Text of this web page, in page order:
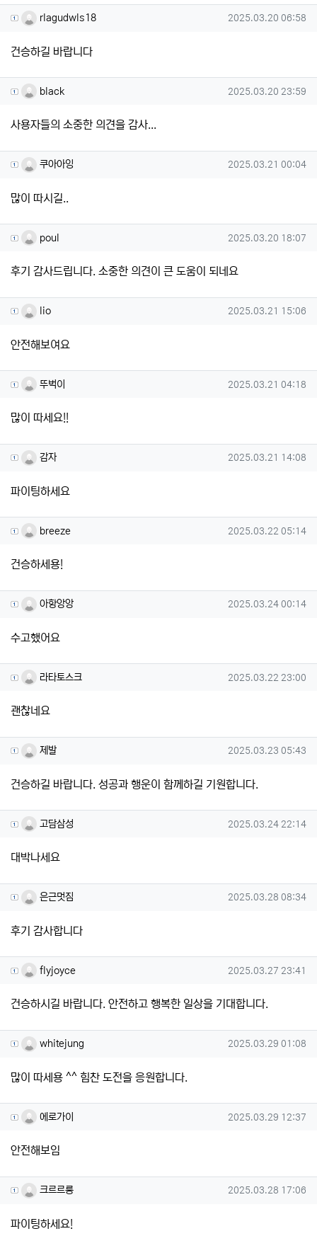
rlagudwls18님의 댓글
rlagudwls18 작성일
2025.03.20 06:58
건승하길 바랍니다
black님의 댓글
black 작성일
2025.03.20 23:59
사용자들의 소중한 의견을 감사...
쿠아아잉님의 댓글
쿠아아잉 작성일
2025.03.21 00:04
많이 따시길..
poul님의 댓글
poul 작성일
2025.03.20 18:07
후기 감사드립니다. 소중한 의견이 큰 도움이 되네요
lio님의 댓글
lio 작성일
2025.03.21 15:06
안전해보여요
뚜벅이님의 댓글
뚜벅이 작성일
2025.03.21 04:18
많이 따세요!!
감자님의 댓글
감자 작성일
2025.03.21 14:08
파이팅하세요
breeze님의 댓글
breeze 작성일
2025.03.22 05:14
건승하세용!
아항앙앙님의 댓글
아항앙앙 작성일
2025.03.24 00:14
수고했어요
라타토스크님의 댓글
라타토스크 작성일
2025.03.22 23:00
괜찮네요
제발님의 댓글
제발 작성일
2025.03.23 05:43
건승하길 바랍니다. 성공과 행운이 함께하길 기원합니다.
고담삼성님의 댓글
고담삼성 작성일
2025.03.24 22:14
대박나세요
은근멋짐님의 댓글
은근멋짐 작성일
2025.03.28 08:34
후기 감사합니다
flyjoyce님의 댓글
flyjoyce 작성일
2025.03.27 23:41
건승하시길 바랍니다. 안전하고 행복한 일상을 기대합니다.
whitejung님의 댓글
whitejung 작성일
2025.03.29 01:08
많이 따세용 ^^ 힘찬 도전을 응원합니다.
에로가이님의 댓글
에로가이 작성일
2025.03.29 12:37
안전해보임
크르르릉님의 댓글
크르르릉 작성일
2025.03.28 17:06
파이팅하세요!